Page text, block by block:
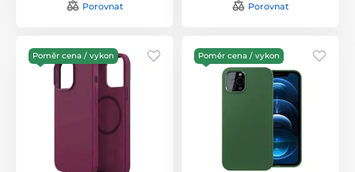
Porovnat Porovnat
Poměr cena / vykon Poměr cena / vykon